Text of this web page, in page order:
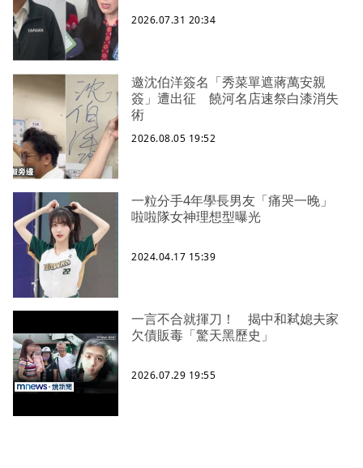
2026.07.31 20:34
邀沈伯洋簽名「秀菜單遮蔣萬安親
簽」遭出征 饒河名店速祭白漆消失
術
2026.08.05 19:52
一粒分手4年學長男友「痛哭一晚」
啦啦隊女神理想型曝光
2024.04.17 15:39
一言不合就揮刀！ 揭中和弒媳夫家
欠債販毒「驚天黑歷史」
2026.07.29 19:55